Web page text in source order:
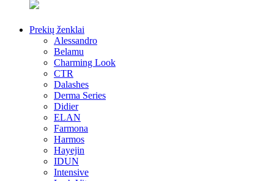
Prekių ženklai
Alessandro
Belamu
Charming Look
CTR
Dalashes
Derma Series
Didier
ELAN
Farmona
Harmos
Hayejin
IDUN
Intensive